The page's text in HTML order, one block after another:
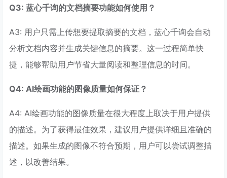
Q3: 蓝心千询的文档摘要功能如何使用？
A3: 用户只需上传想要提取摘要的文档，蓝心千询会自动
分析文档内容并生成关键信息的摘要。这一过程简单快
捷，能够帮助用户节省大量阅读和整理信息的时间。
Q4: AI绘画功能的图像质量如何保证？
A4: AI绘画功能的图像质量在很大程度上取决于用户提供
的描述。为了获得最佳效果，建议用户提供详细且准确的
描述。如果生成的图像不符合预期，用户可以尝试调整描
述，以改善结果。